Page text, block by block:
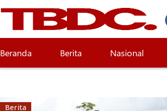
Beranda Berita Nasional
Berita